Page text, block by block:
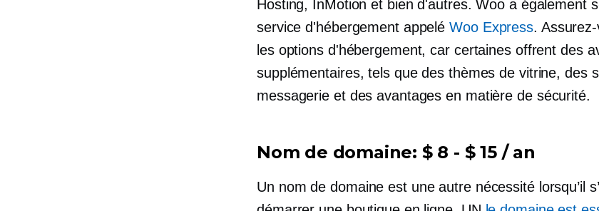
Hosting, InMotion et bien d'autres. Woo a également
service d'hébergement appeléWoo Express.
les options d'hébergement, car certaines offrent des
supplémentaires, tels que des thèmes de vitrine, des
messagerie et des avantages en matière de sécurité.
Nom de domaine: $ 8 - $ 15 / an
Un nom de domaine est une autre nécessité lorsqu’il